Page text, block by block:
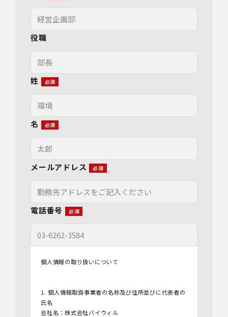
役職
姓
名
メールアドレス
電話番号
個人情報の取り扱いについて
1. 個人情報取扱事業者の名称及び住所並びに代表者の
氏名
会社名：株式会社バイウィル